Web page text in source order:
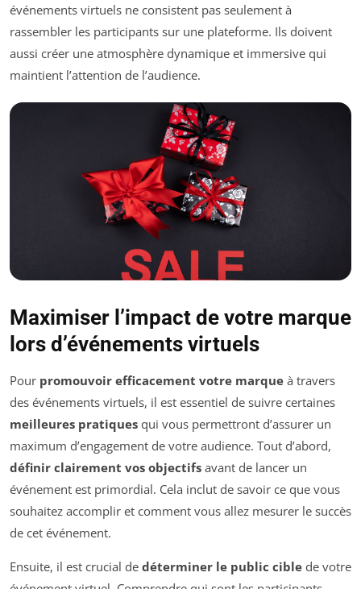
événements virtuels ne consistent pas seulement à
rassembler les participants sur une plateforme. Ils doivent
aussi créer une atmosphère dynamique et immersive qui
maintient l’attention de l’audience.
Maximiser l’impact de votre marque
lors d’événements virtuels
Pour promouvoir efficacement votre marque à travers
des événements virtuels, il est essentiel de suivre certaines
meilleures pratiques qui vous permettront d’assurer un
maximum d’engagement de votre audience. Tout d’abord,
définir clairement vos objectifs avant de lancer un
événement est primordial. Cela inclut de savoir ce que vous
souhaitez accomplir et comment vous allez mesurer le succès
de cet événement.
Ensuite, il est crucial de déterminer le public cible de votre